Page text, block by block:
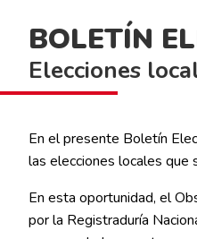
BOLETÍN
Elecciones
En el presente Boletín
las elecciones locales
En esta oportunidad, el
por la Registraduría